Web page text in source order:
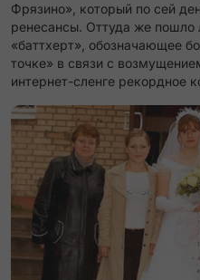
Фрязино»​, который по сей
ренесансы. Оттуда же пошло
«баттхерт», обозначающее
точке» в связи с
интернет-сленге рекордное